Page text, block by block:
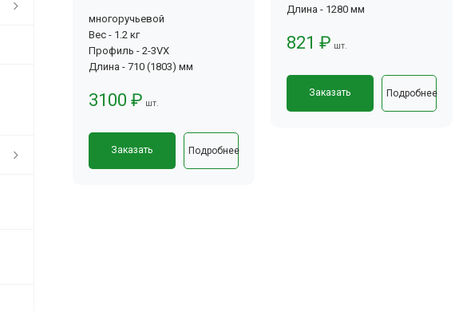
многоручьевой
Вес - 1.2 кг
Профиль - 2-3VX
Длина - 710 (1803) мм
3100 ₽ шт.
Заказать Подробнее
Длина - 1280 мм
821 ₽ шт.
Заказать Подробнее